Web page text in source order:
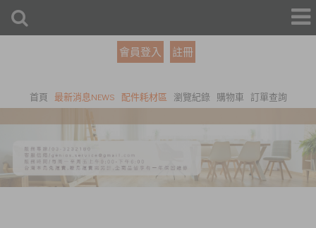
會員登入 註冊
首頁 最新消息NEWS 配件耗材區 瀏覽紀錄 購物車 訂單查詢